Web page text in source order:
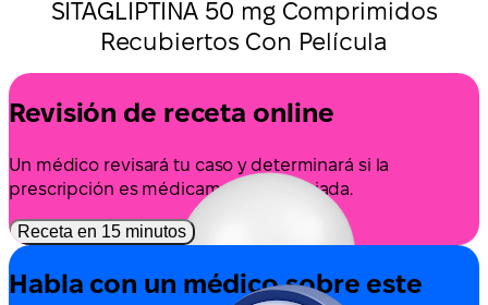
SITAGLIPTINA 50 mg Comprimidos
Recubiertos Con Película
Revisión de receta online
Un médico revisará tu caso y determinará si la
prescripción es médicamente apropiada.
Receta en 15 minutos
Habla con un médico sobre este